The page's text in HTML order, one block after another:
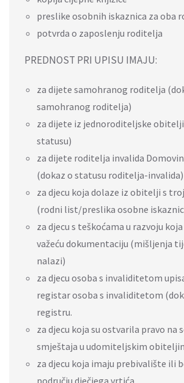
preslike osobnih iskaznica za oba
potvrda o zaposlenju roditelja
PREDNOST PRI UPISU IMAJU:
za dijete samohranog roditelja
samohranog roditelja)
za dijete iz jednoroditeljske
statusu)
za dijete roditelja invalida
(dokaz o statusu roditelja-invalida)
za djecu koja dolaze iz obitelji s
(rodni list/preslika osobne
za djecu s teškoćama u razvoju
važeću dokumentaciju (mišljenja
nalazi)
za djecu osoba s invaliditetom
registar osoba s invaliditetom
registru.
za djecu koja su ostvarila pravo na
smještaja u udomiteljskim
za djecu koja imaju prebivalište ili
području dječjega vrtića